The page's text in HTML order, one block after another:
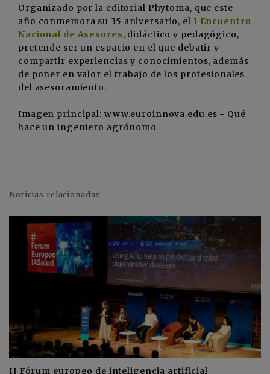
Organizado por la editorial Phytoma, que este
año conmemora su 35 aniversario, el I Encuentro
Nacional de Asesores, didáctico y pedagógico,
pretende ser un espacio en el que debatir y
compartir experiencias y conocimientos, además
de poner en valor el trabajo de los profesionales
del asesoramiento.
Imagen principal: www.euroinnova.edu.es - Qué
hace un ingeniero agrónomo
Noticias relacionadas
II Fórum europeo de inteligencia artificial